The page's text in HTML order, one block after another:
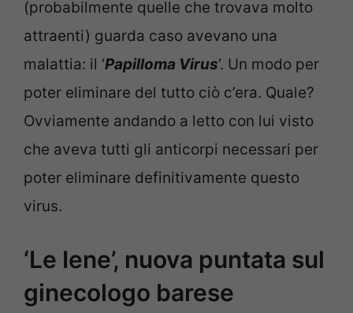
(probabilmente quelle che trovava molto
attraenti) guarda caso avevano una
malattia: il ‘Papilloma Virus‘. Un modo per
poter eliminare del tutto ciò c’era. Quale?
Ovviamente andando a letto con lui visto
che aveva tutti gli anticorpi necessari per
poter eliminare definitivamente questo
virus.
‘Le Iene’, nuova puntata sul
ginecologo barese